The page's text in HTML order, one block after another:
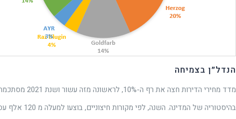
הנדל״ן בצמיחה
מדד מחירי הדירות חצה